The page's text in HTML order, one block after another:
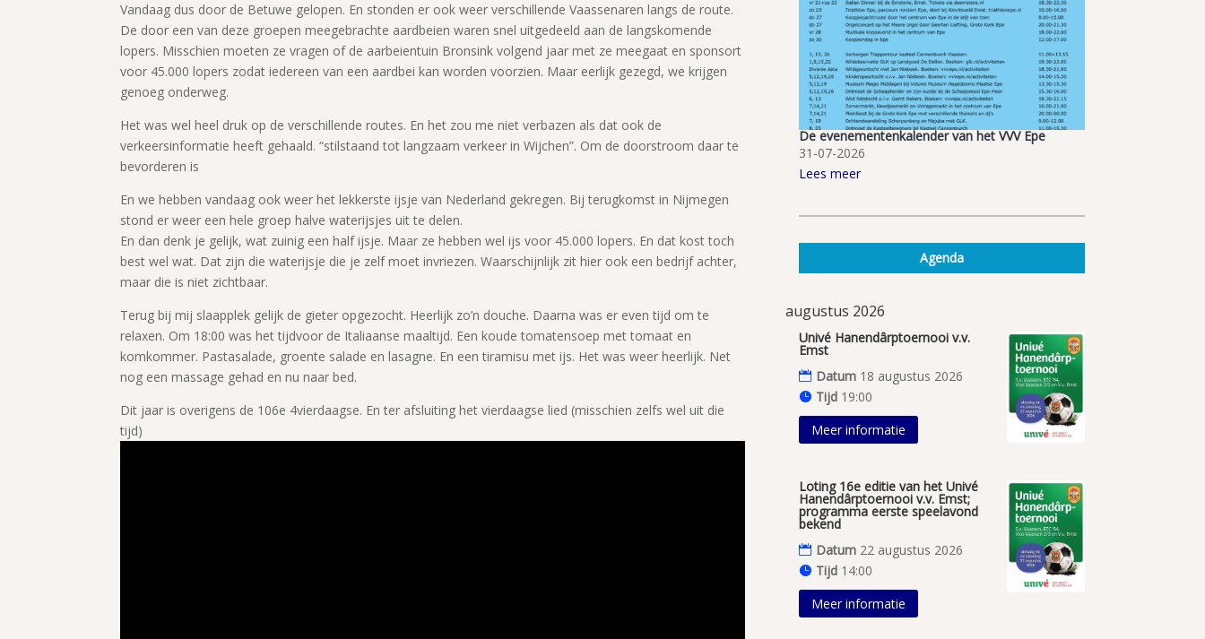
Vandaag dus door de Betuwe gelopen. En stonden er ook weer verschillende Vaassenaren langs de route.
De door een van deze groepen meegebrachte aardbeien waren snel uitgedeeld aan de langskomende
lopers. Misschien moeten ze vragen of de aarbeientuin Bronsink volgend jaar met ze meegaat en sponsort
voor 45.000 lopers zodat iedereen van een aardbei kan worden voorzien. Maar eerlijk gezegd, we krijgen
genoeg onderweg.
Het was wel heel druk op de verschillende routes. En het zou me niet verbazen als dat ook de
verkeersinformatie heeft gehaald. “stilstaand tot langzaam verkeer in Wijchen”. Om de doorstroom daar te
bevorderen is
En we hebben vandaag ook weer het lekkerste ijsje van Nederland gekregen. Bij terugkomst in Nijmegen
stond er weer een hele groep halve waterijsjes uit te delen.
En dan denk je gelijk, wat zuinig een half ijsje. Maar ze hebben wel ijs voor 45.000 lopers. En dat kost toch
best wel wat. Dat zijn die waterijsje die je zelf moet invriezen. Waarschijnlijk zit hier ook een bedrijf achter,
maar die is niet zichtbaar.
Terug bij mij slaapplek gelijk de gieter opgezocht. Heerlijk zo’n douche. Daarna was er even tijd om te
relaxen. Om 18:00 was het tijdvoor de Italiaanse maaltijd. Een koude tomatensoep met tomaat en
komkommer. Pastasalade, groente salade en lasagne. En een tiramisu met ijs. Het was weer heerlijk. Net
nog een massage gehad en nu naar bed.
Dit jaar is overigens de 106e 4vierdaagse. En ter afsluiting het vierdaagse lied (misschien zelfs wel uit die
tijd)
De evenementenkalender van het VVV Epe
31-07-2026
Lees meer
Agenda
augustus 2026
Univé Hanendârptoernooi v.v.
Emst
Datum 18 augustus 2026
Tijd 19:00
Meer informatie
Loting 16e editie van het Univé
Hanendârptoernooi v.v. Emst;
programma eerste speelavond
bekend
Datum 22 augustus 2026
Tijd 14:00
Meer informatie